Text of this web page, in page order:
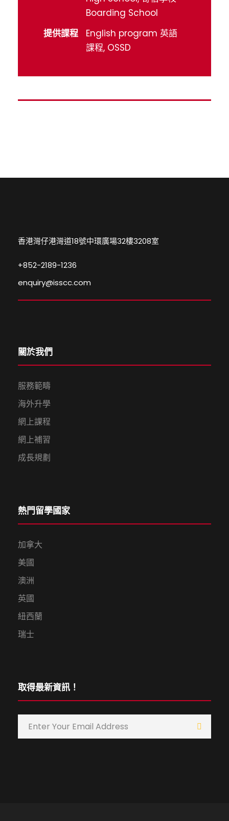
Boarding School
提供課程
English program 英語
課程, OSSD
香港灣仔港灣道18號中環廣場32樓3208室
+852-2189-1236
enquiry@isscc.com
關於我們
服務範疇
海外升學
網上課程
網上補習
成長規劃
熱門留學國家
加拿大
美國
澳洲
英國
紐西蘭
瑞士
取得最新資訊！